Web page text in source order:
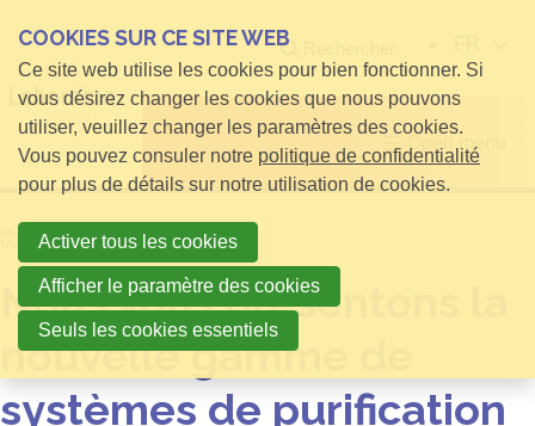
Open menu
HomeNouvelles
Nous vous présentons la
nouvelle gamme de
systèmes de purification
COOKIES SUR CE SITE WEB
Ce site web utilise les cookies pour bien fonctionner. Si
vous désirez changer les cookies que nous pouvons
utiliser, veuillez changer les paramètres des cookies.
Vous pouvez consuler notre politique de confidentialité
pour plus de détails sur notre utilisation de cookies.
Activer tous les cookies
Afficher le paramètre des cookies
Seuls les cookies essentiels